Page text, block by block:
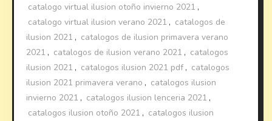
catalogo virtual ilusion otoño invierno 2021 ,
catalogo virtual ilusion verano 2021 , catalogos de
ilusion 2021 , catalogos de ilusion primavera verano
2021 , catalogos de ilusion verano 2021 , catalogos
ilusion 2021 , catalogos ilusion 2021 pdf , catalogos
ilusion 2021 primavera verano , catalogos ilusion
invierno 2021 , catalogos ilusion lenceria 2021 ,
catalogos ilusion otoño 2021 , catalogos ilusion